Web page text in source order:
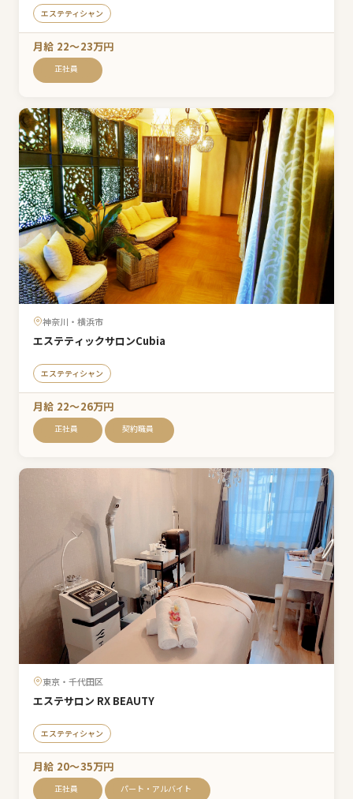
エステティシャン
月給 22〜23万円
正社員
神奈川・横浜市
エステティックサロンCubia
エステティシャン
月給 22〜26万円
正社員 契約職員
東京・千代田区
エステサロン RX BEAUTY
エステティシャン
月給 20〜35万円
正社員 パート・アルバイト